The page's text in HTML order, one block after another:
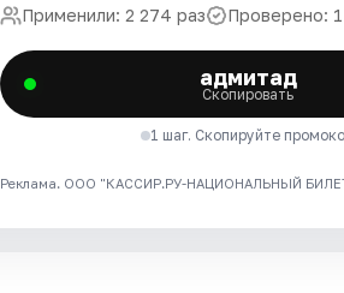
Применили: 2 274 раз Проверено:
адмитад
Скопировать
1 шаг. Скопируйте
Реклама. ООО "КАССИР.РУ-НАЦИОНАЛЬНЫЙ